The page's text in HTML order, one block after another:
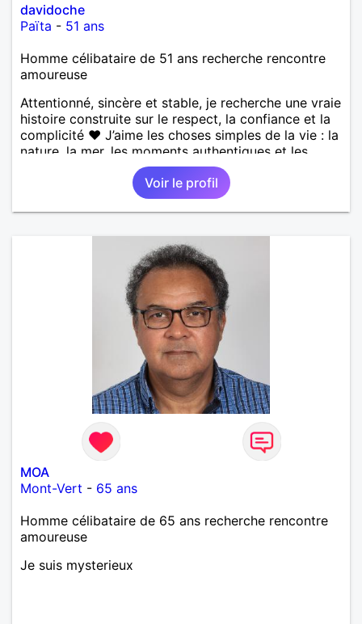
davidoche
Païta - 51 ans
Homme célibataire de 51 ans recherche rencontre
amoureuse
Attentionné, sincère et stable, je recherche une vraie
histoire construite sur le respect, la confiance et la
complicité ❤️ J’aime les choses simples de la vie : la
nature, la mer, les moments authentiques et les
personnes au grand cœur 🌊🌿 Très câlin et
affectueux, j’adore les petits moments de tendresse
et les calinous réguliers 😊❤️ La solitude finit parfois
par peser, alors si tu es en Nouvelle-Calédonie et
temps de discuter… et laissons l’avenir nous guider
Voir le profil
MOA
Mont-Vert - 65 ans
Homme célibataire de 65 ans recherche rencontre
amoureuse
Je suis mysterieux